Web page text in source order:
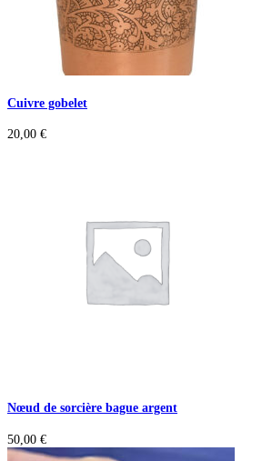
Cuivre gobelet
20,00 €
Nœud de sorcière bague argent
50,00 €